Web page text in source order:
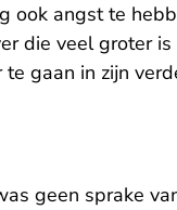
ook angst te
die veel groter
gaan in zijn
geen sprake